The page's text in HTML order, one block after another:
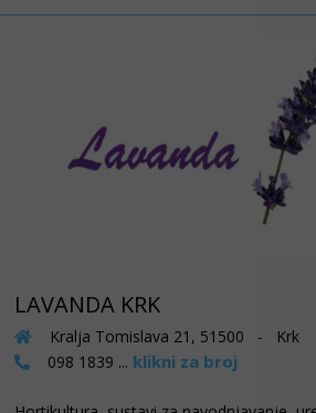
LAVANDA KRK
Kralja Tomislava 21, 51500 - Krk
098 1839 ... klikni za broj